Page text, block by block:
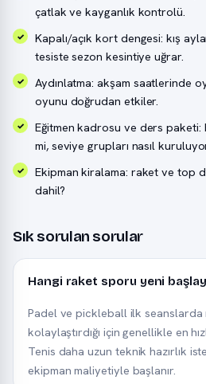
çatlak ve kayganlık kontrolü.
Kapalı/açık kort dengesi: kış
tesiste sezon kesintiye uğrar.
Aydınlatma: akşam saatlerinde
oyunu doğrudan etkiler.
Eğitmen kadrosu ve ders
mi, seviye grupları nasıl
Ekipman kiralama: raket ve top
dahil?
Sık sorulan sorular
Hangi raket sporu yeni
Padel ve pickleball ilk seanslarda
kolaylaştırdığı için genellikle en
Tenis daha uzun teknik hazırlık
ekipman maliyetiyle başlanır.